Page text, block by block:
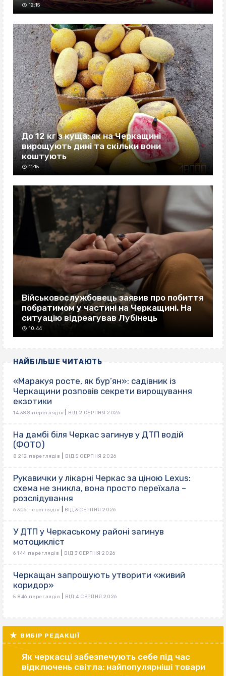
12:15
До 12 кг з куща: як на Черкащині
вирощують дині та скільки вони
коштують
11:15
Військовослужбовець заявив про побиття
побратимом у частині на Черкащині. На
ситуацію відреагував Лубінець
10:44
НАЙБІЛЬШЕ ЧИТАЮТЬ
«Маракуя росте, як бур’ян»: садівник із
Черкащини розповів секрети вирощування
екзотики
14 388 переглядів ВІД 2 СЕРПНЯ 2026
На дамбі біля Черкас загинув у ДТП водій
(ФОТО)
8 212 переглядів ВІД 5 СЕРПНЯ 2026
Рукавички у лікарні Черкас за ціною Lexus:
схема не зникла, вона просто переїхала –
розслідування
6 306 переглядів ВІД 3 СЕРПНЯ 2026
У ДТП у Черкаському районі загинув
мотоцикліст
6 144 переглядів ВІД 3 СЕРПНЯ 2026
Черкащан запрошують утворити «живий
коридор»
5 846 переглядів ВІД 4 СЕРПНЯ 2026
ВИБІР РЕДАКЦІЇ
Як черкасці забезпечують себе під час
відключень світла: найпопулярніші товари